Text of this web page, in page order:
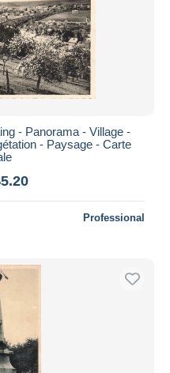
- Panorama - Village -
- Paysage - Carte
Professional